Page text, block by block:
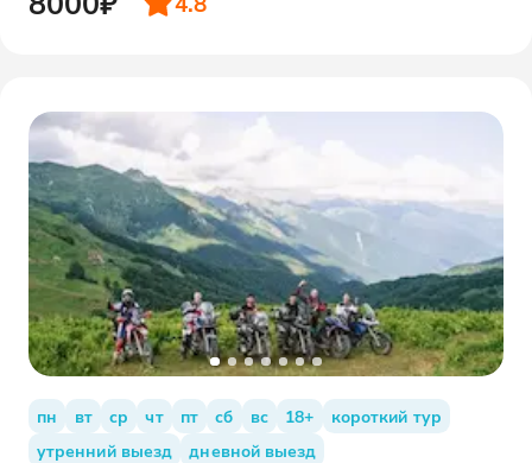
пн вт ср чт пт сб вс 18+
короткий тур
утренний выезд
дневной выезд